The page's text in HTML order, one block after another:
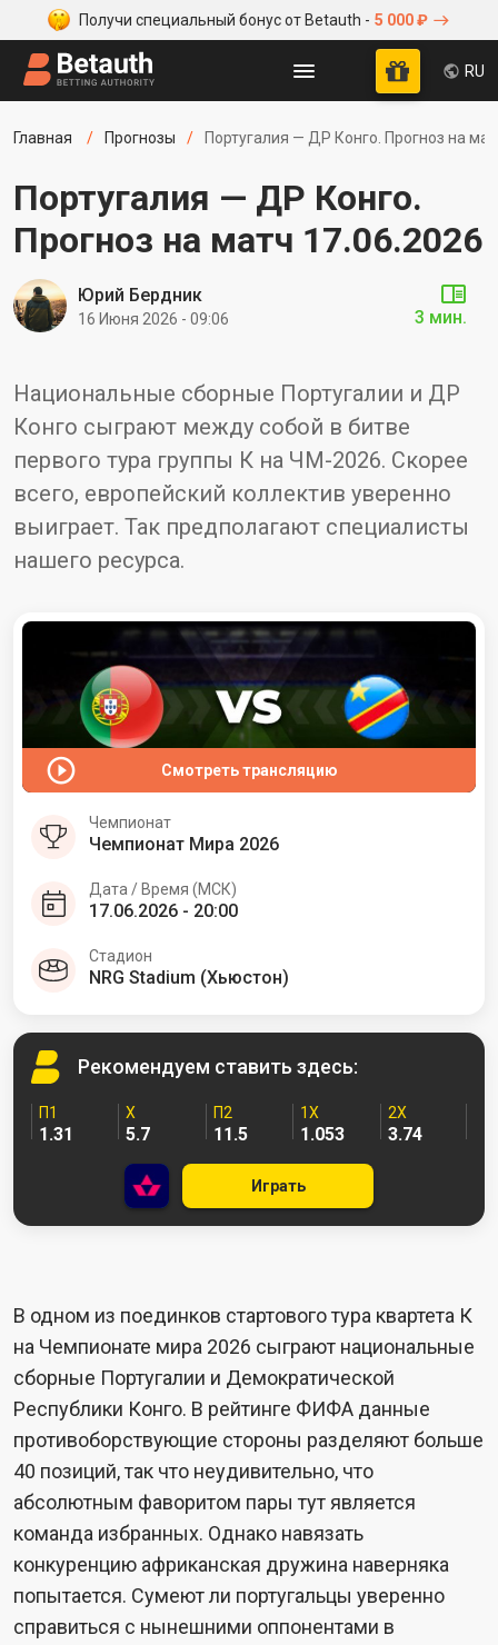
Получи специальный бонус от Betauth - 5 000 ₽
RU
Главная Прогнозы Португалия — ДР Конго. Прогноз на
Португалия — ДР Конго.
Прогноз на матч 17.06.2026
Национальные сборные Португалии и ДР
Конго сыграют между собой в битве
первого тура группы К на ЧМ-2026. Скорее
всего, европейский коллектив уверенно
выиграет. Так предполагают специалисты
нашего ресурса.
Юрий Бердник
16 Июня 2026 - 09:06 3 мин.
Смотреть трансляцию
Чемпионат
Чемпионат Мира 2026
Дата / Время (МСК)
17.06.2026 - 20:00
Стадион
NRG Stadium (Хьюстон)
Рекомендуем ставить здесь:
П1
1.31
X
5.7
П2
11.5
1X
1.053
2X
3.74
Играть
В одном из поединков стартового тура квартета К
на Чемпионате мира 2026 сыграют национальные
сборные Португалии и Демократической
Республики Конго. В рейтинге ФИФА данные
противоборствующие стороны разделяют больше
40 позиций, так что неудивительно, что
абсолютным фаворитом пары тут является
команда избранных. Однако навязать
конкуренцию африканская дружина наверняка
попытается. Сумеют ли португальцы уверенно
справиться с нынешними оппонентами в